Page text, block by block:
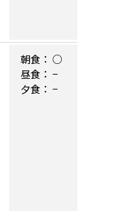
朝食： ○
昼食： −
夕食： −